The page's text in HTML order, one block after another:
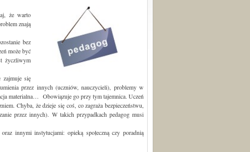
że warto
znają
bez
może być
życzliwym
zajmuje się
przez innych (uczniów, nauczycieli), problemy w
materialna… Obowiązuje go przy tym tajemnica. Uczeń
Chyba, że dzieje się coś, co zagraża bezpieczeństwu,
przez innych). W takich przypadkach pedagog musi
innymi instytucjami: opieką społeczną czy poradnią